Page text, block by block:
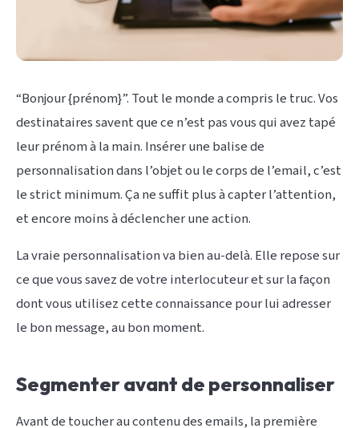
“Bonjour {prénom}”. Tout le monde a compris le truc. Vos
destinataires savent que ce n’est pas vous qui avez tapé
leur prénom à la main. Insérer une balise de
personnalisation dans l’objet ou le corps de l’email, c’est
le strict minimum. Ça ne suffit plus à capter l’attention,
et encore moins à déclencher une action.
La vraie personnalisation va bien au-delà. Elle repose sur
ce que vous savez de votre interlocuteur et sur la façon
dont vous utilisez cette connaissance pour lui adresser
le bon message, au bon moment.
Segmenter avant de personnaliser
Avant de toucher au contenu des emails, la première